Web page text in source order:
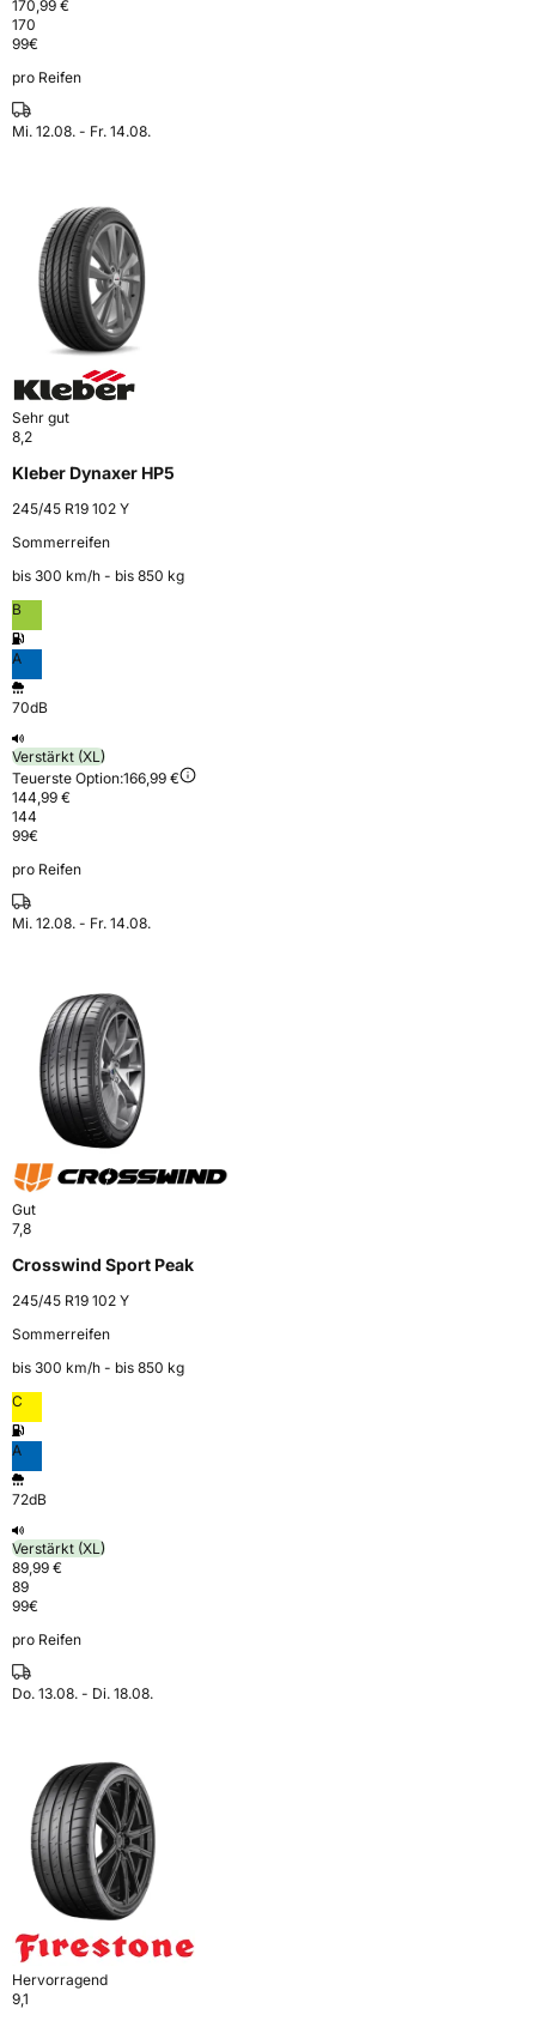
170,99 €
170
99€
pro Reifen
Mi. 12.08. - Fr. 14.08.
Sehr gut
8,2
Kleber Dynaxer HP5
245/45 R19 102 Y
Sommerreifen
bis 300 km⁠/⁠h - bis 850 kg
B
A
70dB
Verstärkt (XL)
Teuerste Option:166,99 €
144,99 €
144
99€
pro Reifen
Mi. 12.08. - Fr. 14.08.
Gut
7,8
Crosswind Sport Peak
245/45 R19 102 Y
Sommerreifen
bis 300 km⁠/⁠h - bis 850 kg
C
A
72dB
Verstärkt (XL)
89,99 €
89
99€
pro Reifen
Do. 13.08. - Di. 18.08.
Hervorragend
9,1